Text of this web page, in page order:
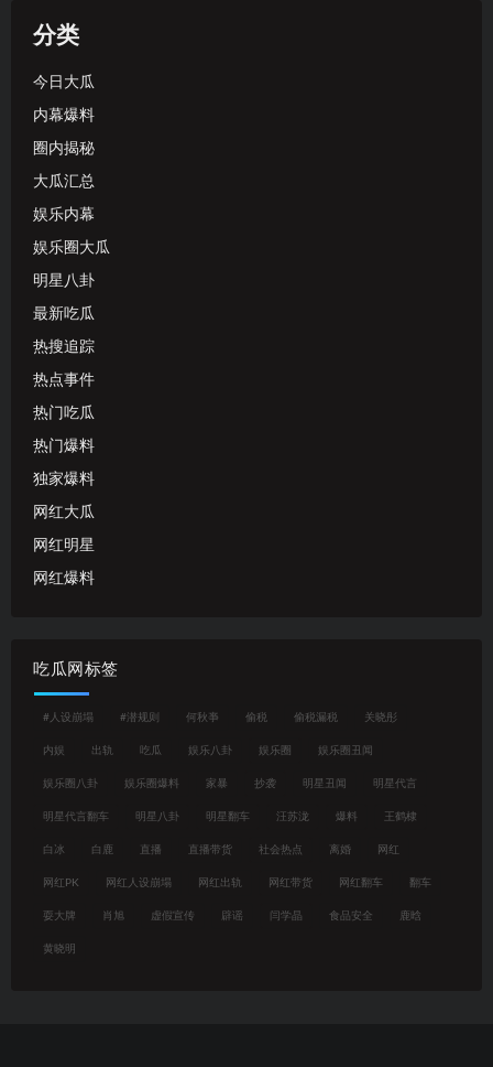
分类
今日大瓜
内幕爆料
圈内揭秘
大瓜汇总
娱乐内幕
娱乐圈大瓜
明星八卦
最新吃瓜
热搜追踪
热点事件
热门吃瓜
热门爆料
独家爆料
网红大瓜
网红明星
网红爆料
吃瓜网标签
#人设崩塌 #潜规则 何秋亊 偷税 偷税漏税 关晓彤
内娱 出轨 吃瓜 娱乐八卦 娱乐圈 娱乐圈丑闻
娱乐圈八卦 娱乐圈爆料 家暴 抄袭 明星丑闻 明星代言
明星代言翻车 明星八卦 明星翻车 汪苏泷 爆料 王鹤棣
白冰 白鹿 直播 直播带货 社会热点 离婚 网红
网红PK 网红人设崩塌 网红出轨 网红带货 网红翻车 翻车
耍大牌 肖旭 虚假宣传 辟谣 闫学晶 食品安全 鹿晗
黄晓明